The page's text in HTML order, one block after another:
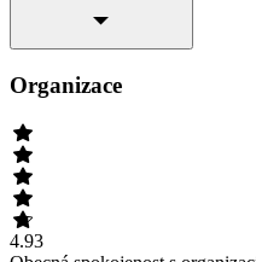
Organizace
4.93